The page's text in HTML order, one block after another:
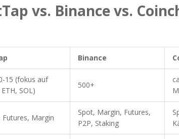
vs. Binance vs.
Binance
15 (fokus auf
SOL)
500+
Futures, Margin
Spot, Margin, Futures,
P2P, Staking